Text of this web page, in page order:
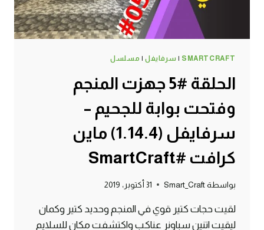
#SMARTCRAFT
SMARTCRAFT
| سرفايفل| مسلسل
الحلقة #5 جهزت المنجم
وفتحت بوابة للجحيم –
سرفايفل (1.14.4) ماين
كرافت #SmartCraft
بواسطة Smart_Craft 31 أكتوبر، 2019
لقيت حجات كتير قوي في المنجم وحديد كتير وكمان
ليقيت اتنين سباونر عناكب واكتشفت مكان للسلايم